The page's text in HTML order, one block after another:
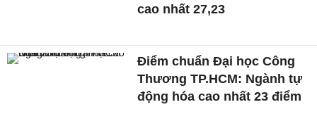
cao nhất 27,23
Điểm chuẩn Đại học Công
Thương TP.HCM: Ngành tự
động hóa cao nhất 23 điểm